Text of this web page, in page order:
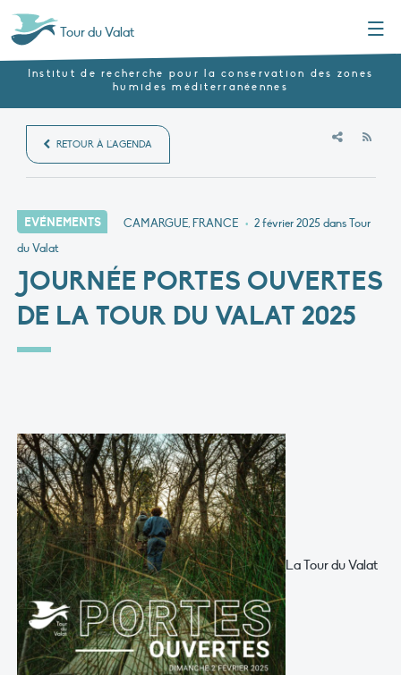
Tour du Valat
Institut de recherche pour la conservation des zones
humides méditerranéennes
RETOUR À L'AGENDA
EVÉNEMENTS CAMARGUE, FRANCE • 2 février 2025dans Tour
du Valat
JOURNÉE PORTES OUVERTES
DE LA TOUR DU VALAT 2025
La Tour du Valat